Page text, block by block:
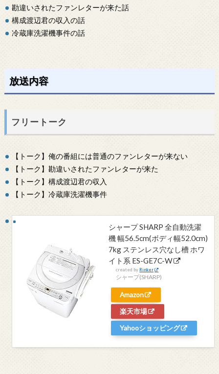
勘違いされたファンレターが来た話
構成渡辺君の収入の話
冷蔵庫洗濯機事件の話
放送内容
フリートーク
【トーク】俺の番組には普通のファンレターが来ない
【トーク】勘違いされたファンレターが来た
【トーク】構成渡辺君の収入
【トーク】冷蔵庫洗濯機事件
シャープ SHARP 全自動洗濯
機 幅56.5cm(ボディ幅52.0cm)
7kg ステンレス穴なし槽 ホワ
イト系 ES-GE7C-W
created by Rinker
シャープ(SHARP)
Amazon
楽天市場
Yahooショッピング